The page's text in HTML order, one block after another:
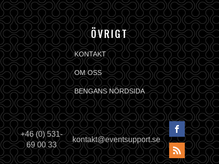
ÖVRIGT
KONTAKT
OM OSS
BENGANS NÖRDSIDA
+46 (0) 531-
69 00 33
kontakt@eventsupport.se